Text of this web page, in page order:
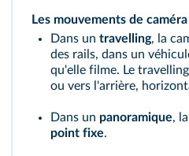
Les mouvements de caméra
Dans un travelling, la
des rails, dans un
qu'elle filme. Le
ou vers l'arrière,
Dans un panoramique,
point fixe.